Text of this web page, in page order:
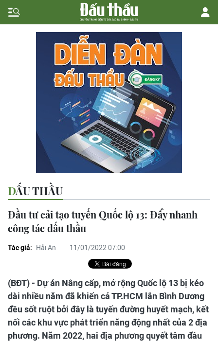
ĐẤU THẦU
Đầu tư cải tạo tuyến Quốc lộ 13: Đẩy nhanh
công tác đấu thầu
Tác giả: Hải An 11/01/2022 07:00
(BĐT) - Dự án Nâng cấp, mở rộng Quốc lộ 13 bị kéo
dài nhiều năm đã khiến cả TP.HCM lẫn Bình Dương
đều sốt ruột bởi đây là tuyến đường huyết mạch, kết
nối các khu vực phát triển năng động nhất của 2 địa
phương. Năm 2022, hai địa phương quyết tâm đầu